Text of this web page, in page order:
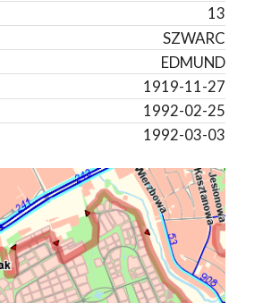
13
SZWARC
EDMUND
1919-11-27
1992-02-25
1992-03-03